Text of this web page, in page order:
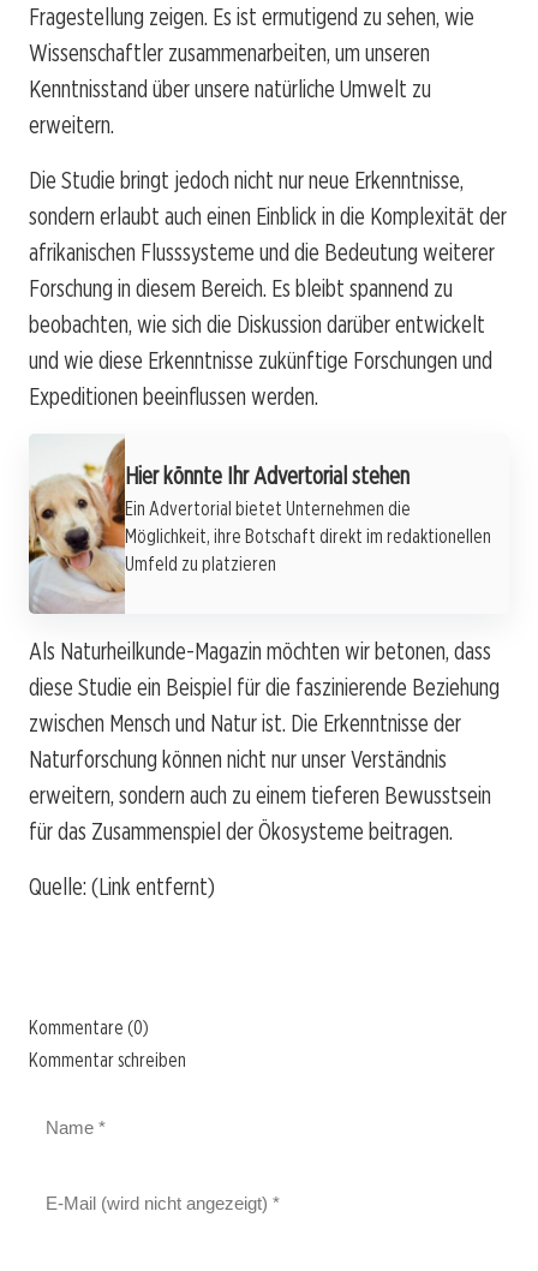
Fragestellung zeigen. Es ist ermutigend zu sehen, wie
Wissenschaftler zusammenarbeiten, um unseren
Kenntnisstand über unsere natürliche Umwelt zu
erweitern.
Die Studie bringt jedoch nicht nur neue Erkenntnisse,
sondern erlaubt auch einen Einblick in die Komplexität der
afrikanischen Flusssysteme und die Bedeutung weiterer
Forschung in diesem Bereich. Es bleibt spannend zu
beobachten, wie sich die Diskussion darüber entwickelt
und wie diese Erkenntnisse zukünftige Forschungen und
Expeditionen beeinflussen werden.
Hier könnte Ihr Advertorial stehen
Ein Advertorial bietet Unternehmen die
Möglichkeit, ihre Botschaft direkt im redaktionellen
Umfeld zu platzieren
Als Naturheilkunde-Magazin möchten wir betonen, dass
diese Studie ein Beispiel für die faszinierende Beziehung
zwischen Mensch und Natur ist. Die Erkenntnisse der
Naturforschung können nicht nur unser Verständnis
erweitern, sondern auch zu einem tieferen Bewusstsein
für das Zusammenspiel der Ökosysteme beitragen.
Quelle: (Link entfernt)
Kommentare (0)
Kommentar schreiben